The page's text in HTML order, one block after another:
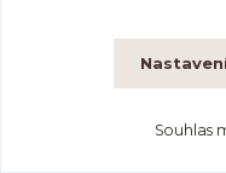
Souhlas